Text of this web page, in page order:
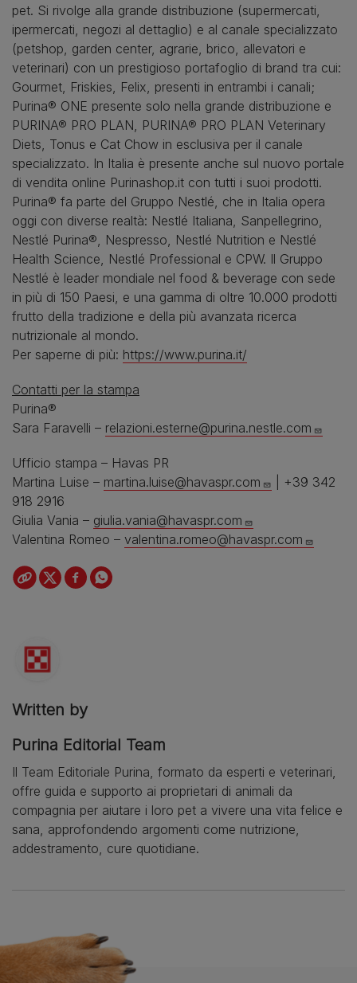
pet. Si rivolge alla grande distribuzione (supermercati,
ipermercati, negozi al dettaglio) e al canale specializzato
(petshop, garden center, agrarie, brico, allevatori e
veterinari) con un prestigioso portafoglio di brand tra cui:
Gourmet, Friskies, Felix, presenti in entrambi i canali;
Purina® ONE presente solo nella grande distribuzione e
PURINA® PRO PLAN, PURINA® PRO PLAN Veterinary
Diets, Tonus e Cat Chow in esclusiva per il canale
specializzato. In Italia è presente anche sul nuovo portale
di vendita online Purinashop.it con tutti i suoi prodotti.
Purina® fa parte del Gruppo Nestlé, che in Italia opera
oggi con diverse realtà: Nestlé Italiana, Sanpellegrino,
Nestlé Purina®, Nespresso, Nestlé Nutrition e Nestlé
Health Science, Nestlé Professional e CPW. Il Gruppo
Nestlé è leader mondiale nel food & beverage con sede
in più di 150 Paesi, e una gamma di oltre 10.000 prodotti
frutto della tradizione e della più avanzata ricerca
nutrizionale al mondo.
Per saperne di più: https://www.purina.it/
Contatti per la stampa
Purina®
Sara Faravelli – relazioni.esterne@purina.nestle.com
Ufficio stampa – Havas PR
Martina Luise – martina.luise@havaspr.com
| +39 342
918 2916
Giulia Vania – giulia.vania@havaspr.com
Valentina Romeo – valentina.romeo@havaspr.com
Written by
Purina Editorial Team
Il Team Editoriale Purina, formato da esperti e veterinari,
offre guida e supporto ai proprietari di animali da
compagnia per aiutare i loro pet a vivere una vita felice e
sana, approfondendo argomenti come nutrizione,
addestramento, cure quotidiane.